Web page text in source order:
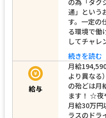
通」という
す。一定の
る環境で働
してチャ
続きを読む
給与
月給
より異なる
の殆どは月
ます！ ☆夜
月給30万
ラスのドラ